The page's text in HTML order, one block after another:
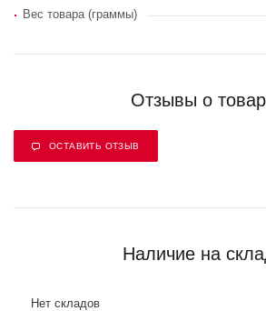
Вес товара (граммы)
Отзывы о
ОСТАВИТЬ ОТЗЫВ
Наличие на
Нет складов